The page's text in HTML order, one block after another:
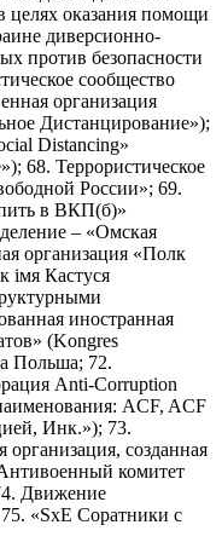
целях оказания помощи
диверсионно-
против безопасности
сообщество
организация
Дистанцирование»);
Distancing»
68. Террористическое
России»; 69.
в ВКП(б)»
– «Омская
организация «Полк
iмя Кастуся
иностранная
(Kongres
Польша; 72.
Anti-Corruption
ACF, ACF
Инк.»); 73.
созданная
комитет
Движение
75. «SxE Соратники с